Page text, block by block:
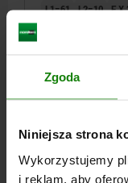
Zgoda
Niniejsza strona
Wykorzystujemy
i reklam, aby
L1=61 L2=10 F X
Nr zamówienia:
plus koszty wysyłki